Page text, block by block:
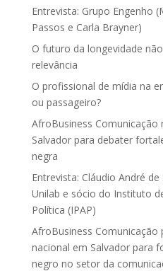
Entrevista: Grupo Engenho
Passos e Carla Brayner)
O futuro da longevidade
relevância
O profissional de mídia na
ou passageiro?
AfroBusiness Comunicação
Salvador para debater
negra
Entrevista: Cláudio André
Unilab e sócio do Instituto
Política (IPAP)
AfroBusiness
nacional em Salvador para
negro no setor da